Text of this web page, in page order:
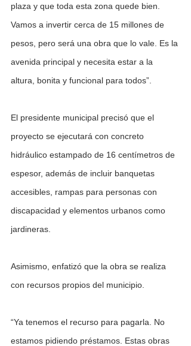
plaza y que toda esta zona quede bien.
Vamos a invertir cerca de 15 millones de
pesos, pero será una obra que lo vale. Es la
avenida principal y necesita estar a la
altura, bonita y funcional para todos”.
El presidente municipal precisó que el
proyecto se ejecutará con concreto
hidráulico estampado de 16 centímetros de
espesor, además de incluir banquetas
accesibles, rampas para personas con
discapacidad y elementos urbanos como
jardineras.
Asimismo, enfatizó que la obra se realiza
con recursos propios del municipio.
“Ya tenemos el recurso para pagarla. No
estamos pidiendo préstamos. Estas obras